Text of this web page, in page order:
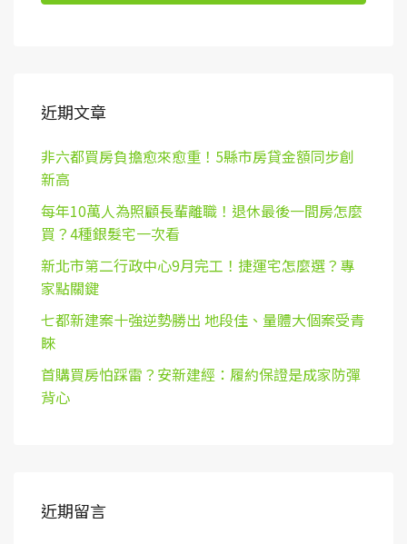
近期文章
非六都買房負擔愈來愈重！5縣市房貸金額同步創
新高
每年10萬人為照顧長輩離職！退休最後一間房怎麼
買？4種銀髮宅一次看
新北市第二行政中心9月完工！捷運宅怎麼選？專
家點關鍵
七都新建案十強逆勢勝出 地段佳、量體大個案受青
睞
首購買房怕踩雷？安新建經：履約保證是成家防彈
背心
近期留言